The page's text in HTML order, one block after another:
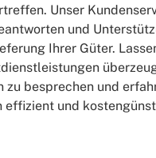
Unser
und
Ihrer Güter.
besprechen und
und